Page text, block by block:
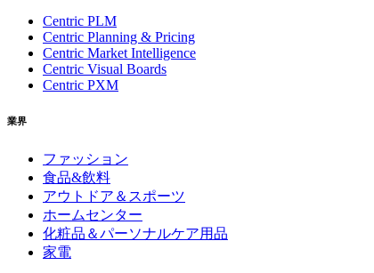
Centric PLM
Centric Planning & Pricing
Centric Market Intelligence
Centric Visual Boards
Centric PXM
業界
ファッション
食品&飲料
アウトドア＆スポーツ
ホームセンター
化粧品＆パーソナルケア用品
家電